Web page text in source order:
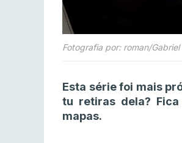
Fotografia por: roman/Gabriel
Esta série foi mais
tu retiras dela?
mapas.